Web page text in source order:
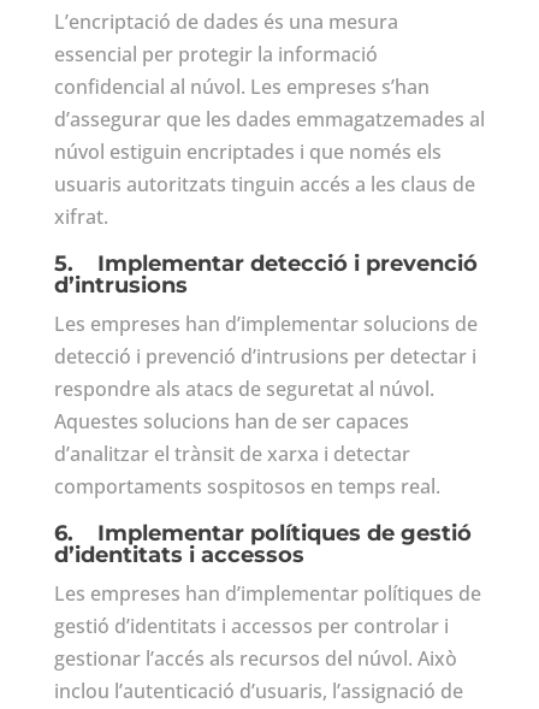
L’encriptació de dades és una mesura
essencial per protegir la informació
confidencial al núvol. Les empreses s’han
d’assegurar que les dades emmagatzemades al
núvol estiguin encriptades i que només els
usuaris autoritzats tinguin accés a les claus de
xifrat.
5. Implementar detecció i prevenció
d’intrusions
Les empreses han d’implementar solucions de
detecció i prevenció d’intrusions per detectar i
respondre als atacs de seguretat al núvol.
Aquestes solucions han de ser capaces
d’analitzar el trànsit de xarxa i detectar
comportaments sospitosos en temps real.
6. Implementar polítiques de gestió
d’identitats i accessos
Les empreses han d’implementar polítiques de
gestió d’identitats i accessos per controlar i
gestionar l’accés als recursos del núvol. Això
inclou l’autenticació d’usuaris, l’assignació de